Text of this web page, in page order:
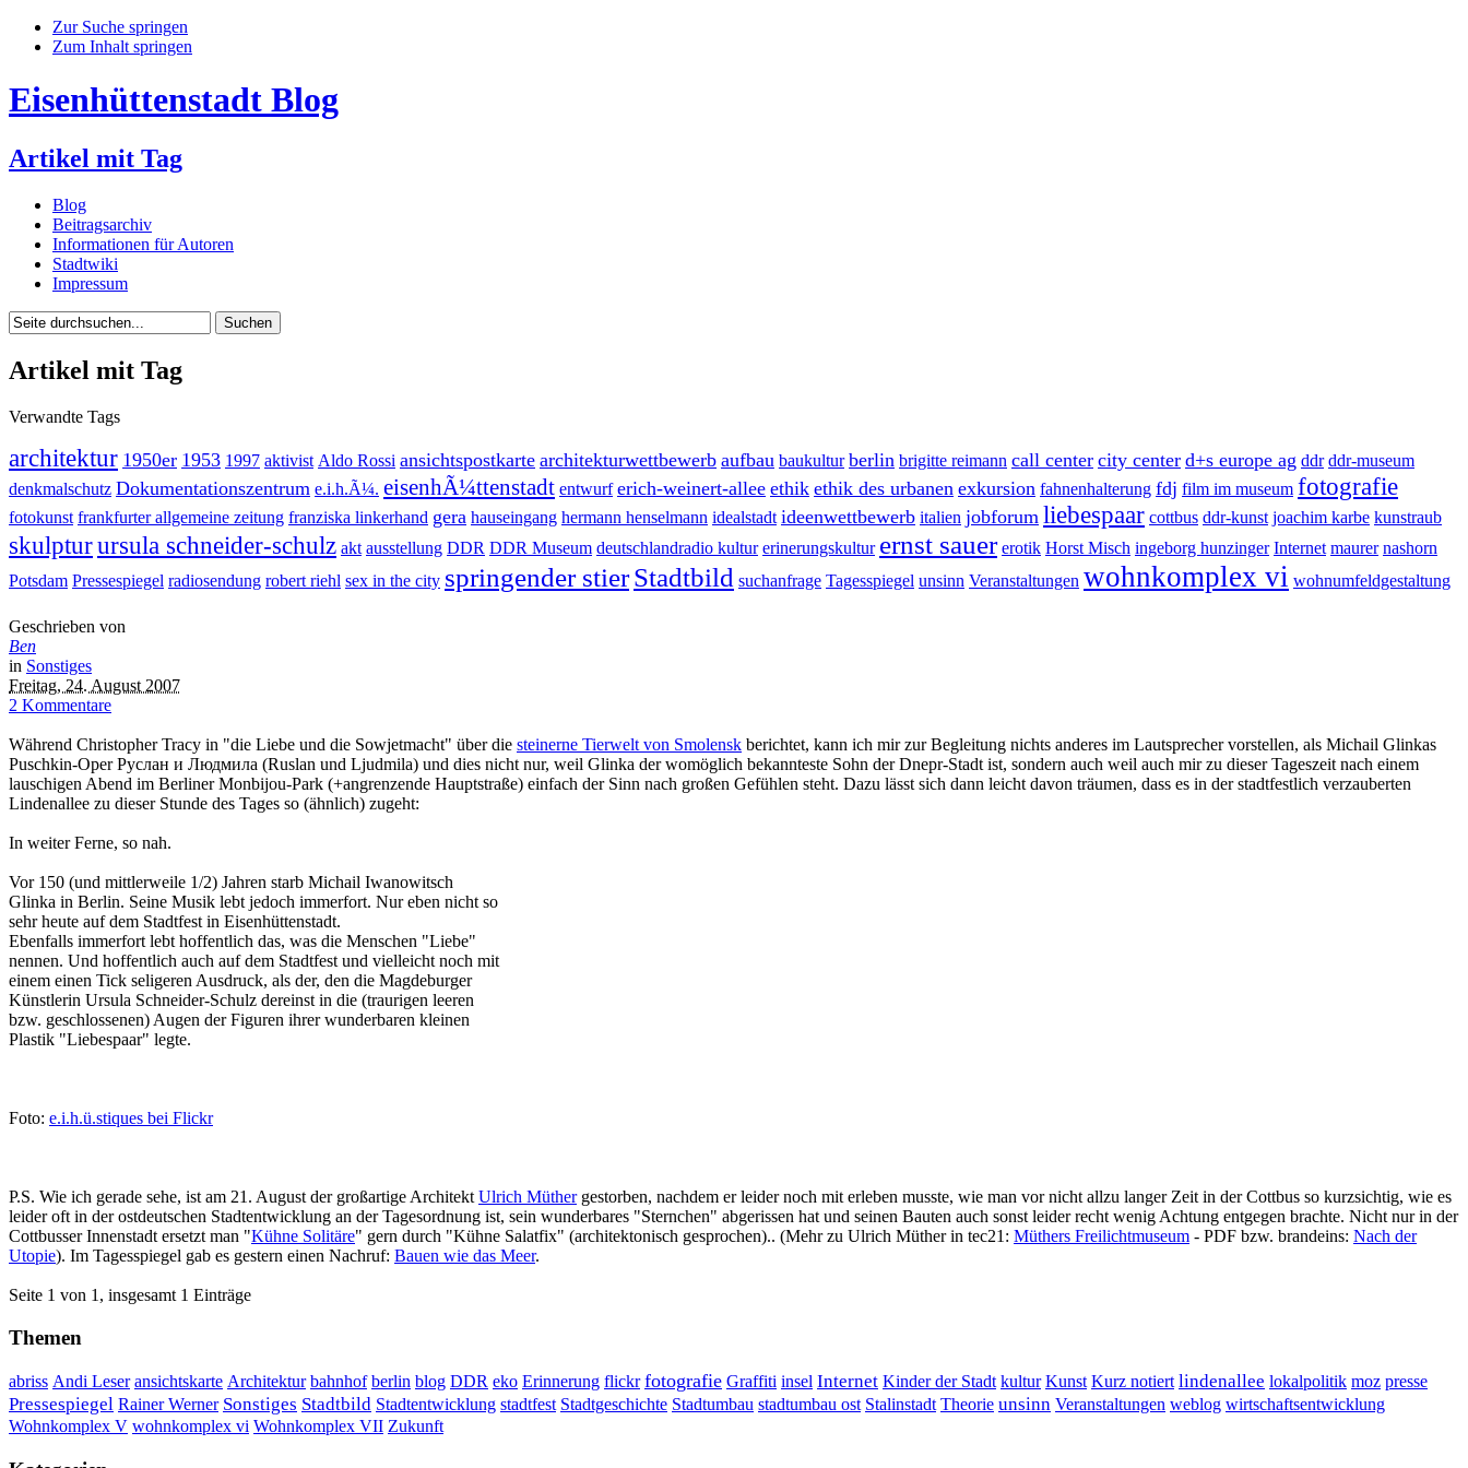
Zur Suche springen
Zum Inhalt springen
Eisenhüttenstadt Blog
Artikel mit Tag
Blog
Beitragsarchiv
Informationen für Autoren
Stadtwiki
Impressum
Artikel mit Tag
Verwandte Tags
architektur 1950er 1953 1997 aktivist Aldo Rossi ansichtspostkarte architekturwettbewerb aufbau baukultur berlin brigitte reimann call center city center d+s europe ag ddr ddr-museum
denkmalschutz Dokumentationszentrum e.i.h.Ã¼. eisenhÃ¼ttenstadt entwurf erich-weinert-allee ethik ethik des urbanen exkursion fahnenhalterung fdj film im museum fotografie
fotokunst frankfurter allgemeine zeitung franziska linkerhand gera hauseingang hermann henselmann idealstadt ideenwettbewerb italien jobforum liebespaar cottbus ddr-kunst joachim karbe kunstraub
skulpturursula schneider-schulz akt ausstellung DDR DDR Museum deutschlandradio kultur erinerungskultur ernst sauer erotik Horst Misch ingeborg hunzinger Internet maurer nashorn
Potsdam Pressespiegel radiosendung robert riehl sex in the city springender stierStadtbild suchanfrage Tagesspiegel unsinn Veranstaltungen wohnkomplex vi wohnumfeldgestaltung
Geschrieben von
Ben
in Sonstiges
Freitag, 24. August 2007
2 Kommentare
Während Christopher Tracy in "die Liebe und die Sowjetmacht" über die steinerne Tierwelt von Smolensk berichtet, kann ich mir zur Begleitung nichts anderes im Lautsprecher vorstellen, als Michail Glinkas
Puschkin-OperРуслан и Людмила (Ruslan und Ljudmila) und dies nicht nur, weil Glinka der womöglich bekannteste Sohn der Dnepr-Stadt ist, sondern auch weil auch mir zu dieser Tageszeit nach einem
lauschigen Abend im Berliner Monbijou-Park (+angrenzende Hauptstraße) einfach der Sinn nach großen Gefühlen steht. Dazu lässt sich dann leicht davon träumen, dass es in der stadtfestlich verzauberten
Lindenallee zu dieser Stunde des Tages so (ähnlich) zugeht:
In weiter Ferne, so nah.
Vor 150 (und mittlerweile 1/2) Jahren starb Michail Iwanowitsch
Glinka in Berlin. Seine Musik lebt jedoch immerfort. Nur eben nicht so
sehr heute auf dem Stadtfest in Eisenhüttenstadt.
Ebenfalls immerfort lebt hoffentlich das, was die Menschen "Liebe"
nennen. Und hoffentlich auch auf dem Stadtfest und vielleicht noch mit
einem einen Tick seligeren Ausdruck, als der, den die Magdeburger
Künstlerin Ursula Schneider-Schulz dereinst in die (traurigen leeren
bzw. geschlossenen) Augen der Figuren ihrer wunderbaren kleinen
Plastik "Liebespaar" legte.
Foto: e.i.h.ü.stiques bei Flickr
P.S. Wie ich gerade sehe, ist am 21. August der großartige Architekt Ulrich Müthergestorben, nachdem er leider noch mit erleben musste, wie man vor nicht allzu langer Zeit in der Cottbus so kurzsichtig, wie es
leider oft in der ostdeutschen Stadtentwicklung an der Tagesordnung ist, sein wunderbares "Sternchen" abgerissen hat und seinen Bauten auch sonst leider recht wenig Achtung entgegen brachte. Nicht nur in der
Cottbusser Innenstadt ersetzt man "Kühne Solitäre" gern durch "Kühne Salatfix" (architektonisch gesprochen).. (Mehr zu Ulrich Müther in tec21: Müthers Freilichtmuseum - PDF bzw. brandeins: Nach der
Utopie). Im Tagesspiegel gab es gestern einen Nachruf: Bauen wie das Meer.
Seite 1 von 1, insgesamt 1 Einträge
Themen
abriss Andi Leser ansichtskarte Architektur bahnhof berlin blog DDR eko Erinnerung flickr fotografie Graffiti insel Internet Kinder der Stadt kultur Kunst Kurz notiert lindenallee lokalpolitik moz presse
Pressespiegel Rainer Werner Sonstiges Stadtbild Stadtentwicklung stadtfest Stadtgeschichte Stadtumbau stadtumbau ost Stalinstadt Theorie unsinn Veranstaltungen weblog wirtschaftsentwicklung
Wohnkomplex V wohnkomplex vi Wohnkomplex VII Zukunft